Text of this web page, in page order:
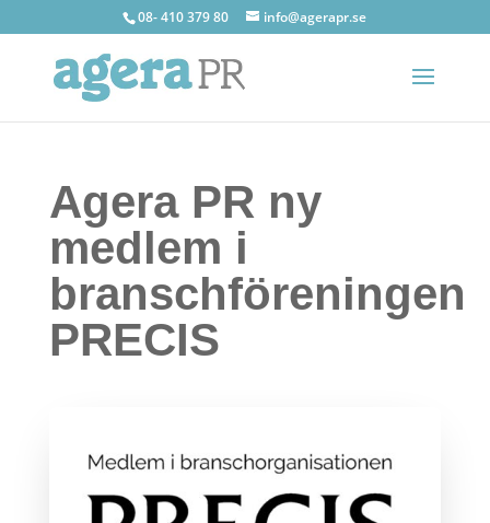
08- 410 379 80 info@agerapr.se
Agera PR ny
medlem i
branschföreningen
PRECIS